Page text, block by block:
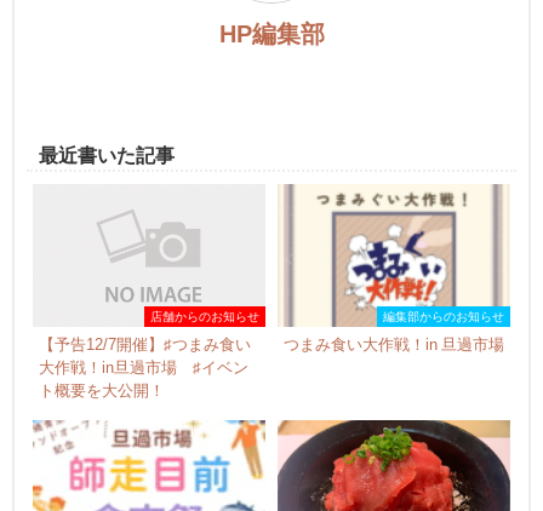
HP編集部
最近書いた記事
店舗からのお知らせ
【予告12/7開催】♯つまみ食い
大作戦！in旦過市場 ♯イベン
ト概要を大公開！
編集部からのお知らせ
つまみ食い大作戦！in 旦過市場